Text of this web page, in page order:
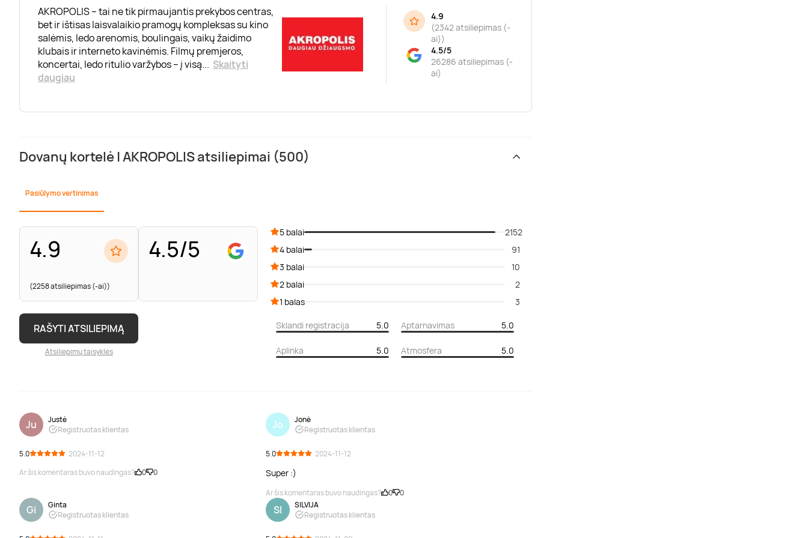
AKROPOLIS – tai ne tik pirmaujantis prekybos centras,
bet ir ištisas laisvalaikio pramogų kompleksas su kino
salėmis, ledo arenomis, boulingais, vaikų žaidimo
klubais ir interneto kavinėmis. Filmų premjeros,
koncertai, ledo ritulio varžybos – į visą... Skaityti
daugiau
4.9
(2342 atsiliepimas (-
ai))
4.5/5
26286 atsiliepimas (-
ai)
Dovanų kortelė | AKROPOLIS atsiliepimai (500)
Pasiūlymo vertinimas
4.9
(2258 atsiliepimas (-ai))
4.5/5
RAŠYTI ATSILIEPIMĄ
Atsiliepimų taisyklės
5 balai
2152
4 balai
91
3 balai
10
2 balai
2
1 balas
3
Sklandi registracija 5.0 Aptarnavimas 5.0
Aplinka 5.0 Atmosfera 5.0
Ju
Justė
Registruotas klientas
5.0
· 2024-11-12
Ar šis komentaras buvo naudingas?
0 0
Jo
Jonė
Registruotas klientas
5.0 · 2024-11-12
Super :)
Ar šis komentaras buvo naudingas? 0 0
Gi
Ginta
Registruotas klientas
SI
SILVIJA
Registruotas klientas